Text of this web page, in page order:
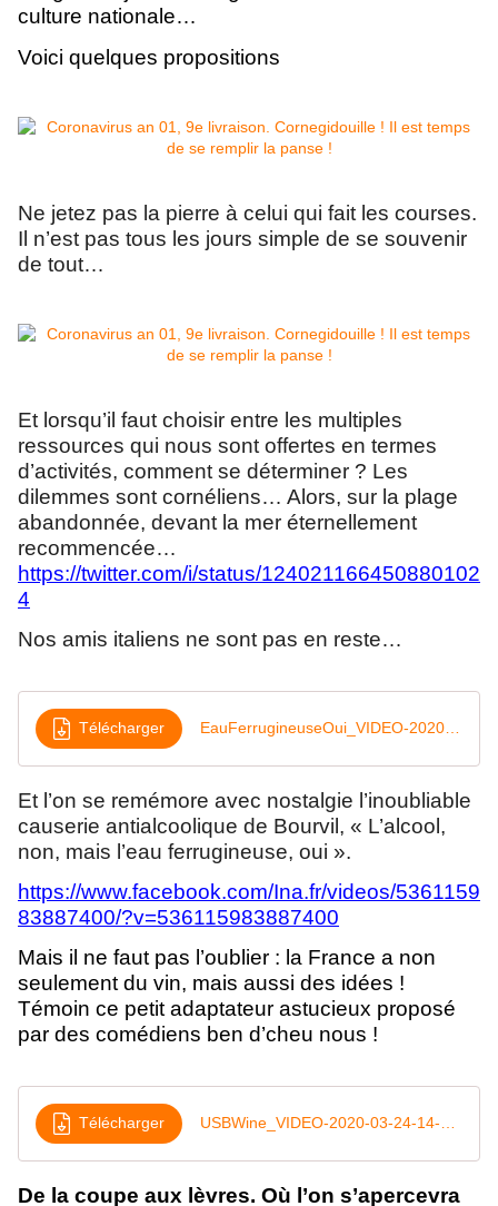
culture nationale…
Voici quelques propositions
Ne jetez pas la pierre à celui qui fait les courses.
Il n’est pas tous les jours simple de se souvenir
de tout…
Et lorsqu’il faut choisir entre les multiples
ressources qui nous sont offertes en termes
d’activités, comment se déterminer ? Les
dilemmes sont cornéliens… Alors, sur la plage
abandonnée, devant la mer éternellement
recommencée…
https://twitter.com/i/status/124021166450880102
4
Nos amis italiens ne sont pas en reste…
Télécharger EauFerrugineuseOui_VIDEO-2020-03-24-14-21-13
Et l’on se remémore avec nostalgie l’inoubliable
causerie antialcoolique de Bourvil, « L’alcool,
non, mais l’eau ferrugineuse, oui ».
https://www.facebook.com/Ina.fr/videos/5361159
83887400/?v=536115983887400
Mais il ne faut pas l’oublier : la France a non
seulement du vin, mais aussi des idées !
Témoin ce petit adaptateur astucieux proposé
par des comédiens ben d’cheu nous !
Télécharger USBWine_VIDEO-2020-03-24-14-18-29
De la coupe aux lèvres. Où l’on s’apercevra